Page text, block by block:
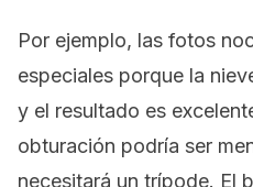
Por ejemplo, las fotos
especiales porque la
y el resultado es
obturación podría ser
necesitará un trípode. El